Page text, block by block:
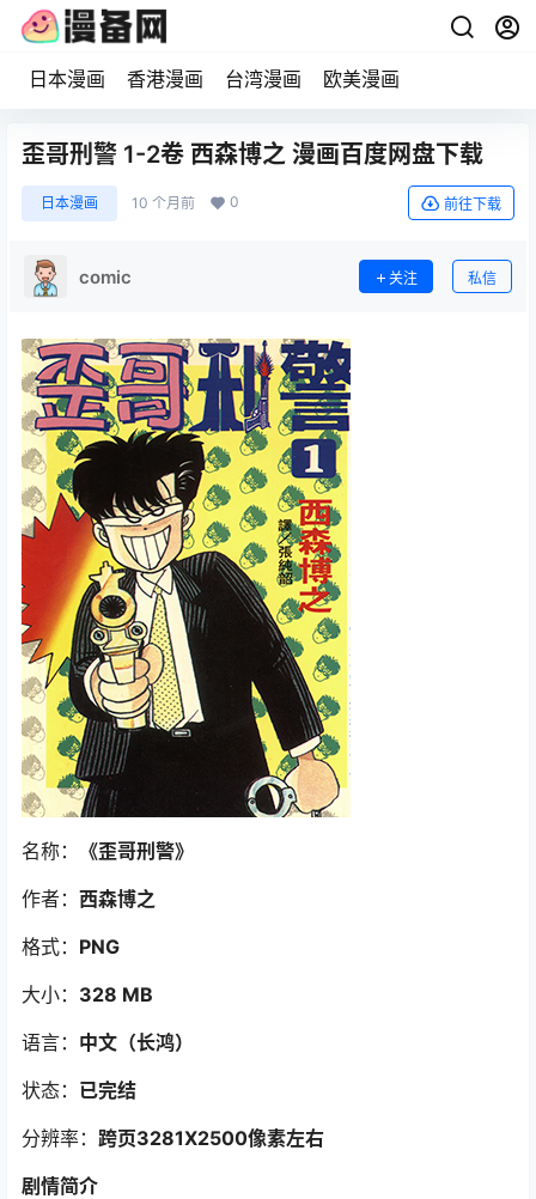
日本漫画 香港漫画 台湾漫画 欧美漫画
歪哥刑警 1-2卷 西森博之 漫画百度网盘下载
日本漫画 10 个月前 0 前往下载
comic 关注 私信
名称： 《歪哥刑警》
作者： 西森博之
格式： PNG
大小： 328 MB
语言： 中文（长鸿）
状态： 已完结
分辨率： 跨页3281X2500像素左右
剧情简介